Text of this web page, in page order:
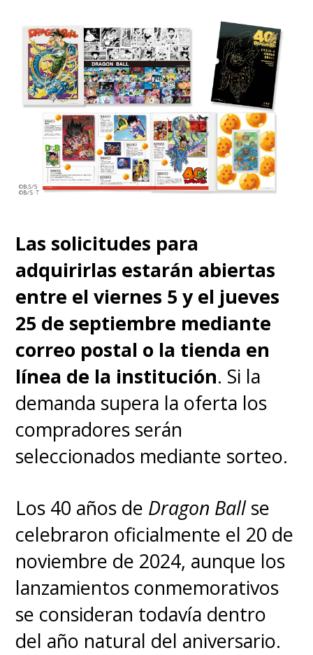
algo que jamás tendrá
respuesta.Muy Toriyama todo.
————————#ドラゴ
ンボールDAIMA
あらすじ&場面カット公開
————————
第18話「メザメ」
ご視聴ありがとうござい
ました❕
0:30からPrime Videoと
FODにて最速見逃し配信
開始❕
2/18(火)0:30より見逃し配
信📺
次回もお見逃しなく👀✨
🔽あらすじ
Las solicitudes para
adquirirlas estarán abiertas
entre el viernes 5 y el jueves
25 de septiembre mediante
correo postal o la tienda en
línea de la institución. Si la
demanda supera la oferta los
compradores serán
seleccionados mediante sorteo.
Los 40 años de Dragon Ballse
celebraron oficialmente el 20 de
noviembre de 2024, aunque los
lanzamientos conmemorativos
se consideran todavía dentro
del año natural del aniversario.